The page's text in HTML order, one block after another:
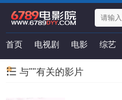
首页 电视剧 电影 综艺
与""有关的影片